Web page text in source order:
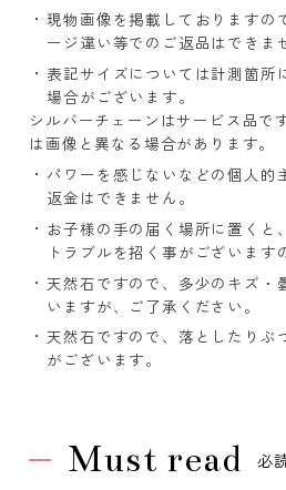
現物画像を掲載しておりますの
ージ違い等でのご返品はできま
表記サイズについては計測箇所
場合がございます。
シルバーチェーンはサービス品で
は画像と異なる場合があります。
パワーを感じないなどの個人的
返金はできません。
お子様の手の届く場所に置くと
トラブルを招く事がございます
天然石ですので、多少のキズ・
いますが、ご了承ください。
天然石ですので、落としたりぶ
がございます。
Must read 必